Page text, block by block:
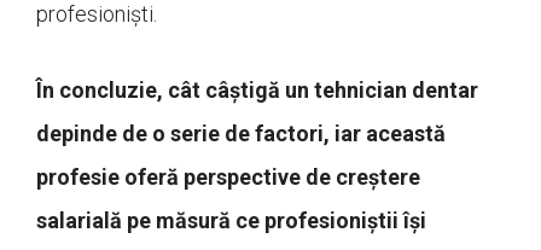
profesioniști.
În concluzie, cât câștigă un tehnician dentar
depinde de o serie de factori, iar această
profesie oferă perspective de creștere
salarială pe măsură ce profesioniștii își